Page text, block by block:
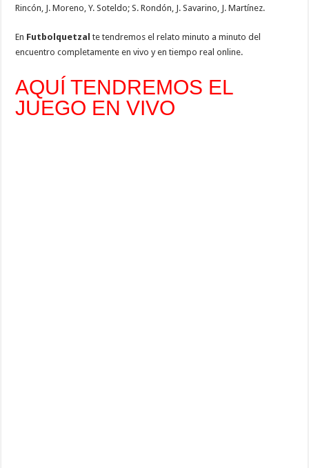
Rincón, J. Moreno, Y. Soteldo; S. Rondón, J. Savarino, J. Martínez.
En Futbolquetzalte tendremos el relato minuto a minuto del
encuentro completamente en vivo y en tiempo real online.
AQUÍ TENDREMOS EL
JUEGO EN VIVO